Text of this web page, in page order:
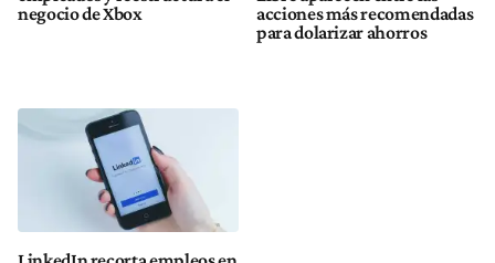
negocio de Xbox
acciones más recomendadas
para dolarizar ahorros